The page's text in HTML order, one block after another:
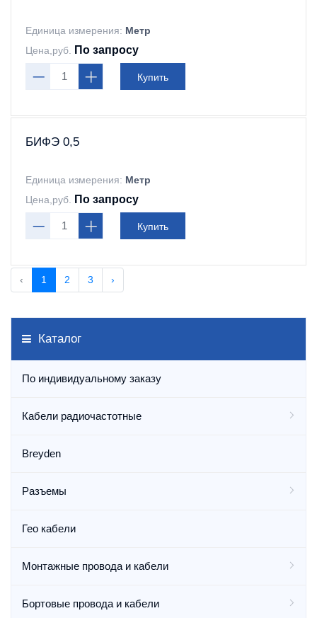
Каталог
По индивидуальному заказу
Кабели радиочастотные
Breyden
Разъемы
Гео кабели
Монтажные провода и кабели
Бортовые провода и кабели
Единица измерения: Метр
Цена,руб.
По запросу
Купить
БИФЭ 0,5
Единица измерения: Метр
Цена,руб.
По запросу
Купить
‹ 1 2 3 ›